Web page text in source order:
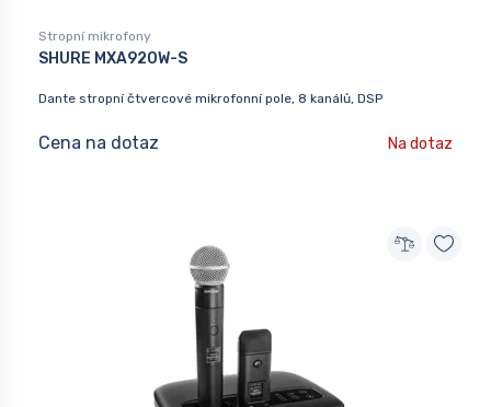
Stropní mikrofony
SHURE MXA920W-S
Dante stropní čtvercové mikrofonní pole, 8 kanálů, DSP
Cena na dotaz Na dotaz